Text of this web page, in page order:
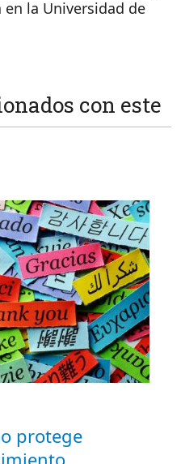
la Universidad de
con este
protege